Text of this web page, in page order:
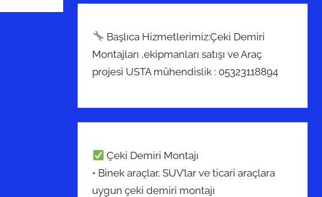
Başlıca Hizmetlerimiz:Çeki Demiri
Montajları ,ekipmanları satışı ve Araç
projesi USTA mühendislik : 05323118894
Çeki Demiri Montajı
• Binek araçlar, SUV’lar ve ticari araçlara
uygun çeki demiri montajı